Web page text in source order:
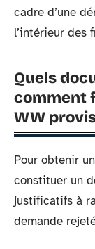
cadre d’une
l’intérieur des
Quels
comment
WW
Pour obtenir
constituer un
justificatifs à
demande